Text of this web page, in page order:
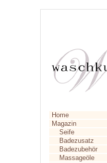
Home
Magazin
Seife
Badezusatz
Badezubehör
Massageöle